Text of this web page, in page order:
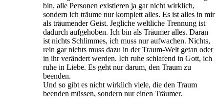
bin, alle Personen existieren ja gar nicht wirklich,
sondern ich träume nur komplett alles. Es ist alles in mir
als träumender Geist. Jegliche weltliche Trennung ist
dadurch aufgehoben. Ich bin als Träumer alles. Daran
ist nichts Schlimmes, ich muss nur aufwachen. Nichts,
rein gar nichts muss dazu in der Traum-Welt getan oder
in ihr verändert werden. Ich ruhe schlafend in Gott, ich
ruhe in Liebe. Es geht nur darum, den Traum zu
beenden.
Und so gibt es nicht wirklich viele, die den Traum
beenden müssen, sondern nur einen Träumer.